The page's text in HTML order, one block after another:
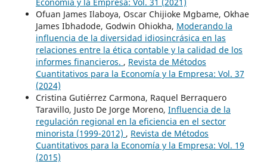
Economía y la Empresa: Vol. 31 (2021)
Ofuan James Ilaboya, Oscar Chijioke Mgbame, Okhae
James Ibhadode, Godwin Ohiokha, Moderando la
influencia de la diversidad idiosincrásica en las
relaciones entre la ética contable y la calidad de los
informes financieros. , Revista de Métodos
Cuantitativos para la Economía y la Empresa: Vol. 37
(2024)
Cristina Gutiérrez Carmona, Raquel Berraquero
Taravillo, Justo De Jorge Moreno, Influencia de la
regulación regional en la eficiencia en el sector
minorista (1999-2012) , Revista de Métodos
Cuantitativos para la Economía y la Empresa: Vol. 19
(2015)